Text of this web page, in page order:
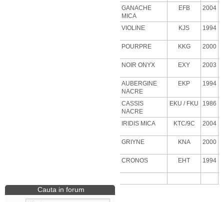
GANACHE
MICA
EFB 2004
VIOLINE KJS 1994
POURPRE KKG 2000
NOIR ONYX EXY 2003
AUBERGINE
NACRE
EKP 1994
CASSIS
NACRE
EKU / FKU 1986
IRIDIS MICA KTC/9C 2004
GRIYNE KNA 2000
CRONOS EHT 1994
Cauta in forum